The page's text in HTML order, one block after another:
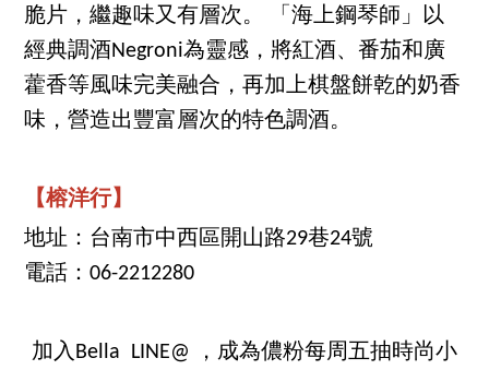
脆片，繼趣味又有層次。 「海上鋼琴師」以
經典調酒Negroni為靈感，將紅酒、番茄和廣
藿香等風味完美融合，再加上棋盤餅乾的奶香
味，營造出豐富層次的特色調酒。
【榕洋行】
地址：台南市中西區開山路29巷24號
電話：06-2212280
加入Bella LINE@ ，成為儂粉每周五抽時尚小